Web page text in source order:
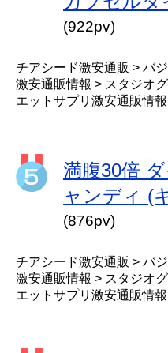
(922pv)
チアシード激安通販 > バ
激安通販情報 > スタジオ
エットサプリ激安通販情
満腹30倍
ャンディ (
(876pv)
チアシード激安通販 > バ
激安通販情報 > スタジオ
エットサプリ激安通販情